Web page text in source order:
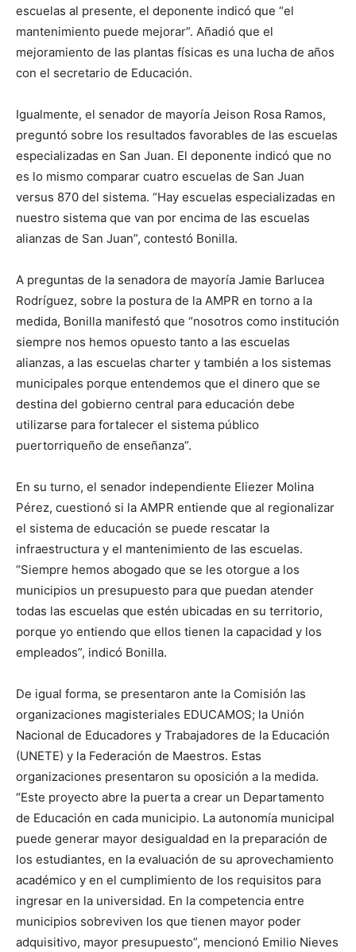
escuelas al presente, el deponente indicó que “el
mantenimiento puede mejorar”. Añadió que el
mejoramiento de las plantas físicas es una lucha de años
con el secretario de Educación.
Igualmente, el senador de mayoría Jeison Rosa Ramos,
preguntó sobre los resultados favorables de las escuelas
especializadas en San Juan. El deponente indicó que no
es lo mismo comparar cuatro escuelas de San Juan
versus 870 del sistema. “Hay escuelas especializadas en
nuestro sistema que van por encima de las escuelas
alianzas de San Juan”, contestó Bonilla.
A preguntas de la senadora de mayoría Jamie Barlucea
Rodríguez, sobre la postura de la AMPR en torno a la
medida, Bonilla manifestó que “nosotros como institución
siempre nos hemos opuesto tanto a las escuelas
alianzas, a las escuelas charter y también a los sistemas
municipales porque entendemos que el dinero que se
destina del gobierno central para educación debe
utilizarse para fortalecer el sistema público
puertorriqueño de enseñanza”.
En su turno, el senador independiente Eliezer Molina
Pérez, cuestionó si la AMPR entiende que al regionalizar
el sistema de educación se puede rescatar la
infraestructura y el mantenimiento de las escuelas.
“Siempre hemos abogado que se les otorgue a los
municipios un presupuesto para que puedan atender
todas las escuelas que estén ubicadas en su territorio,
porque yo entiendo que ellos tienen la capacidad y los
empleados”, indicó Bonilla.
De igual forma, se presentaron ante la Comisión las
organizaciones magisteriales EDUCAMOS; la Unión
Nacional de Educadores y Trabajadores de la Educación
(UNETE) y la Federación de Maestros. Estas
organizaciones presentaron su oposición a la medida.
“Este proyecto abre la puerta a crear un Departamento
de Educación en cada municipio. La autonomía municipal
puede generar mayor desigualdad en la preparación de
los estudiantes, en la evaluación de su aprovechamiento
académico y en el cumplimiento de los requisitos para
ingresar en la universidad. En la competencia entre
municipios sobreviven los que tienen mayor poder
adquisitivo, mayor presupuesto”, mencionó Emilio Nieves